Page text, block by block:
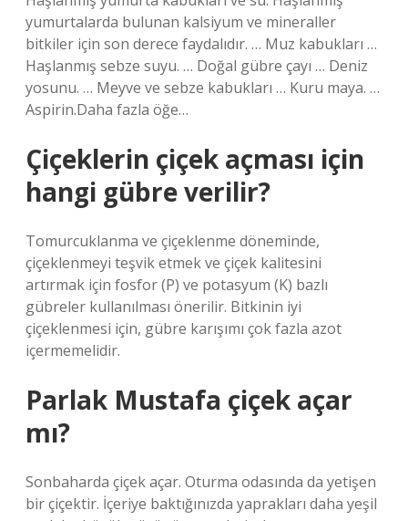
yumurtalarda bulunan kalsiyum ve mineraller
bitkiler için son derece faydalıdır. … Muz kabukları …
Haşlanmış sebze suyu. … Doğal gübre çayı … Deniz
yosunu. … Meyve ve sebze kabukları … Kuru maya. …
Aspirin.Daha fazla öğe…
Çiçeklerin çiçek açması için
hangi gübre verilir?
Tomurcuklanma ve çiçeklenme döneminde,
çiçeklenmeyi teşvik etmek ve çiçek kalitesini
artırmak için fosfor (P) ve potasyum (K) bazlı
gübreler kullanılması önerilir. Bitkinin iyi
çiçeklenmesi için, gübre karışımı çok fazla azot
içermemelidir.
Parlak Mustafa çiçek açar
mı?
Sonbaharda çiçek açar. Oturma odasında da yetişen
bir çiçektir. İçeriye baktığınızda yaprakları daha yeşil